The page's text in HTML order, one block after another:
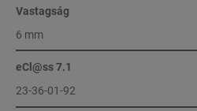
Vastagság
6 mm
eCl@ss 7.1
23-36-01-92